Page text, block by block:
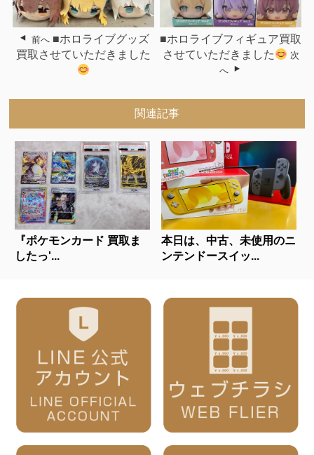
前へ ■ホロライブグッズ
買取させていただきました
■ホロライブフィギュア買取
させていただきました
次
へ
関連記事
『ポケモンカード 買取ま
したっ'...
本日は、中古、未使用のニ
ンテンドースイッ...